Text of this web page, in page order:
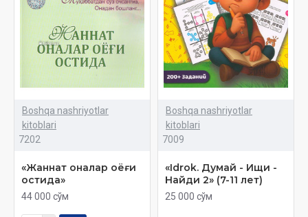
Boshqa nashriyotlar
kitoblari
7202
«Жаннат оналар оёғи
остида»
44 000 сўм
Boshqa nashriyotlar
kitoblari
7009
«Idrok. Думай - Ищи -
Найди 2» (7-11 лет)
25 000 сўм